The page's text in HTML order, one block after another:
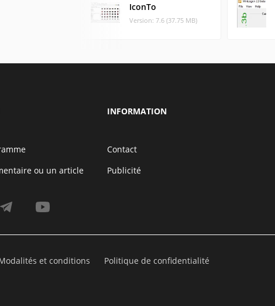
IconTo
Version: 7.6 (37.75 MB)
ou un article
INFORMATION
Contact
Publicité
et conditions
Politique de confidentialité